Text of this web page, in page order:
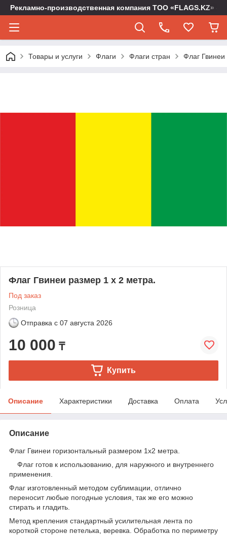
Рекламно-производственная компания ТОО «FLAGS.KZ» -
Товары и услуги Флаги Флаги стран Флаг
Флаг Гвинеи размер 1 х 2 метра.
Под заказ
Розница
Отправка с 07 августа 2026
10 000 ₸
Купить
Описание Характеристики Доставка Оплата
Описание
Флаг Гвинеи горизонтальный размером 1х2 метра.
Флаг готов к использованию, для наружного и внутреннего
применения.
Флаг изготовленный методом сублимации, отлично
переносит любые погодные условия, так же его можно
стирать и гладить.
Метод крепления стандартный усилительная лента по
короткой стороне петелька, веревка. Обработка по периметру